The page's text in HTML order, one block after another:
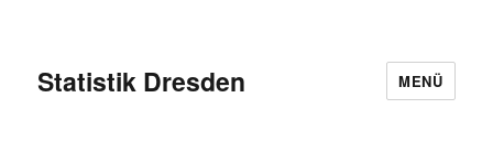
Statistik Dresden MENÜ